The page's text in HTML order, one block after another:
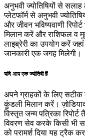
अनुभवी ज्योतिषियों से
प्लेटफॉर्म से अनुभवी
और जीवन भविष्यवाणी
मिलान करें और राशिफल व
लाइब्रेरी का उपयोग करें
जानकारी एक जगह मिलेगी।
यदि आप एक ज्योतिषी हैं
अपने ग्राहकों के लिए
कुंडली मिलान करें।
विस्तृत जन्म पत्रिका
विवरण सेव करके किसी भी
को परामर्श दिया यह ट्रैक